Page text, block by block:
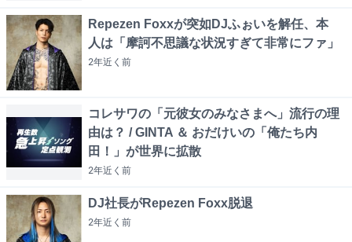
Repezen Foxxが突如DJふぉいを解任、本
人は「摩訶不思議な状況すぎて非常にファ」
2年近く 前
コレサワの「元彼女のみなさまへ」流行の理
由は？ / GINTA ＆ おだけいの「俺たち内
田！」が世界に拡散
2年近く 前
DJ社長がRepezen Foxx脱退
2年近く 前